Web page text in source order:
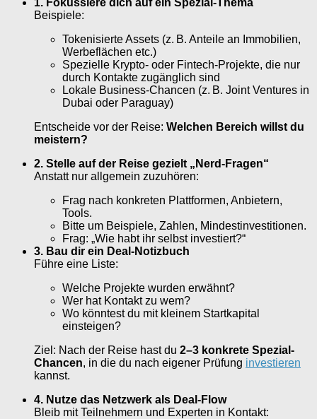
1. Fokussiere dich auf ein Spezial-Thema
Beispiele:
Tokenisierte Assets (z. B. Anteile an Immobilien,
Werbeflächen etc.)
Spezielle Krypto- oder Fintech-Projekte, die nur
durch Kontakte zugänglich sind
Lokale Business-Chancen (z. B. Joint Ventures in
Dubai oder Paraguay)
Entscheide vor der Reise: Welchen Bereich willst du
meistern?
2. Stelle auf der Reise gezielt „Nerd-Fragen“
Anstatt nur allgemein zuzuhören:
Frag nach konkreten Plattformen, Anbietern,
Tools.
Bitte um Beispiele, Zahlen, Mindestinvestitionen.
Frag: „Wie habt ihr selbst investiert?“
3. Bau dir ein Deal-Notizbuch
Führe eine Liste:
Welche Projekte wurden erwähnt?
Wer hat Kontakt zu wem?
Wo könntest du mit kleinem Startkapital
einsteigen?
Ziel: Nach der Reise hast du 2–3 konkrete Spezial-
Chancen, in die du nach eigener Prüfung investieren
kannst.
4. Nutze das Netzwerk als Deal-Flow
Bleib mit Teilnehmern und Experten in Kontakt: